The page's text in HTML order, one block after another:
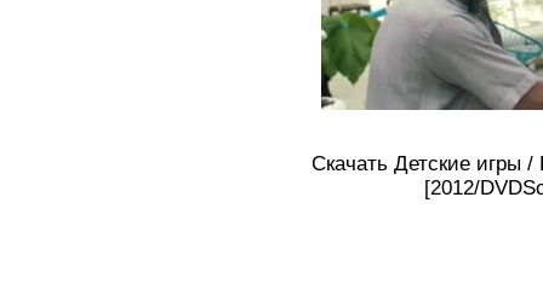
Скачать Детские игры
[2012/